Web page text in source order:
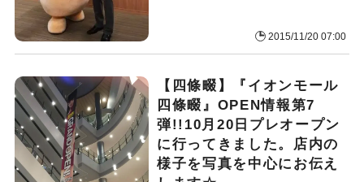
2015/11/20 07:00
【四條畷】『イオンモール
四條畷』OPEN情報第7
弾!!10月20日プレオープン
に行ってきました。店内の
様子を写真を中心にお伝え